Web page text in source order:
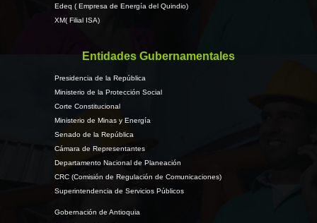
Edeq ( Empresa de Energía del Quindio)
XM( Filial ISA)
Entidades Gubernamentales
Presidencia de la República
Ministerio de la Protección Social
Corte Constitucional
Ministerio de Minas y Energía
Senado de la República
Cámara de Representantes
Departamento Nacional de Planeación
CRC (Comisión de Regulación de Comunicaciones)
Superintendencia de Servicios Públicos
Gobernación de Antioquia